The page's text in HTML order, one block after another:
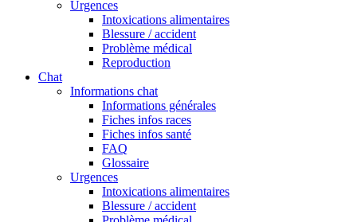
Urgences
Intoxications alimentaires
Blessure / accident
Problème médical
Reproduction
Chat
Informations chat
Informations générales
Fiches infos races
Fiches infos santé
FAQ
Glossaire
Urgences
Intoxications alimentaires
Blessure / accident